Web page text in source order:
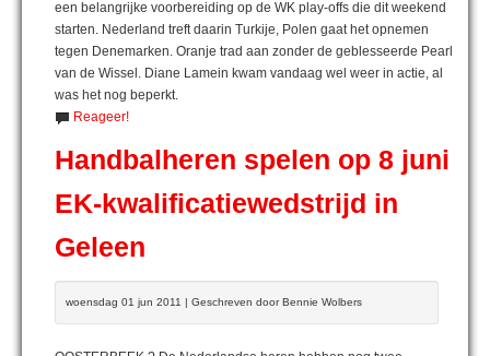
een belangrijke voorbereiding op de WK play-offs die dit weekend
starten. Nederland treft daarin Turkije, Polen gaat het opnemen
tegen Denemarken. Oranje trad aan zonder de geblesseerde Pearl
van de Wissel. Diane Lamein kwam vandaag wel weer in actie, al
was het nog beperkt.
Reageer!
Handbalheren spelen op 8 juni
EK-kwalificatiewedstrijd in
Geleen
woensdag 01 jun 2011 | Geschreven door Bennie Wolbers